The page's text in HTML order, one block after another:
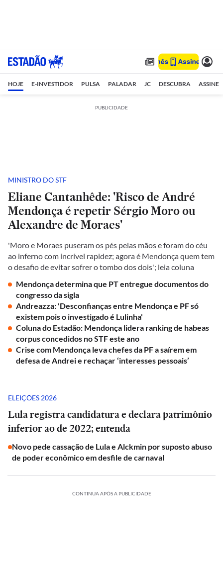
HOJE E-INVESTIDOR PULSA PALADAR JC DESCUBRA ASSINE
PUBLICIDADE
MINISTRO DO STF
Eliane Cantanhêde: 'Risco de André
Mendonça é repetir Sérgio Moro ou
Alexandre de Moraes'
'Moro e Moraes puseram os pés pelas mãos e foram do céu
ao inferno com incrível rapidez; agora é Mendonça quem tem
o desafio de evitar sofrer o tombo dos dois'; leia coluna
Mendonça determina que PT entregue documentos do
congresso da sigla
Andreazza: 'Desconfianças entre Mendonça e PF só
existem pois o investigado é Lulinha'
Coluna do Estadão: Mendonça lidera ranking de habeas
corpus concedidos no STF este ano
Crise com Mendonça leva chefes da PF a saírem em
defesa de Andrei e rechaçar ‘interesses pessoais’
ELEIÇÕES 2026
Lula registra candidatura e declara patrimônio
inferior ao de 2022; entenda
Novo pede cassação de Lula e Alckmin por suposto abuso
de poder econômico em desfile de carnaval
CONTINUA APÓS A PUBLICIDADE